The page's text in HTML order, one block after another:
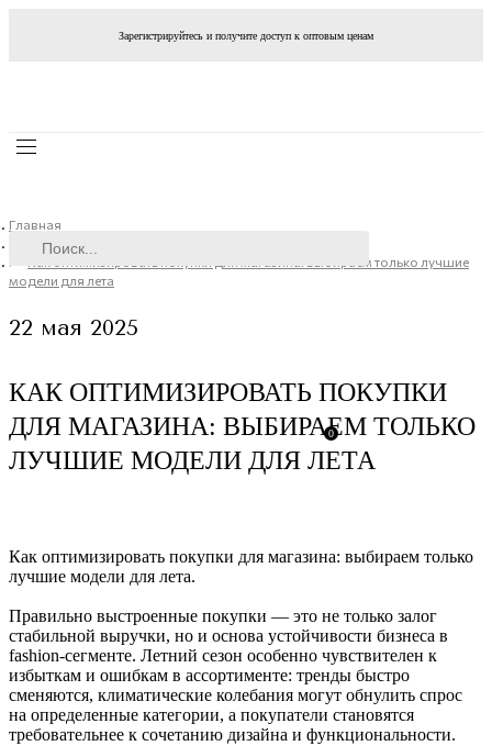
Зарегистрируйтесь и получите доступ к оптовым ценам
0
Главная
Новости
Как оптимизировать покупки для магазина: выбираем только лучшие
модели для лета
22 мая 2025
КАК ОПТИМИЗИРОВАТЬ ПОКУПКИ
ДЛЯ МАГАЗИНА: ВЫБИРАЕМ ТОЛЬКО
ЛУЧШИЕ МОДЕЛИ ДЛЯ ЛЕТА
Как оптимизировать покупки для магазина: выбираем только
лучшие модели для лета.
Правильно выстроенные покупки — это не только залог
стабильной выручки, но и основа устойчивости бизнеса в
fashion-сегменте. Летний сезон особенно чувствителен к
избыткам и ошибкам в ассортименте: тренды быстро
сменяются, климатические колебания могут обнулить спрос
на определенные категории, а покупатели становятся
требовательнее к сочетанию дизайна и функциональности.